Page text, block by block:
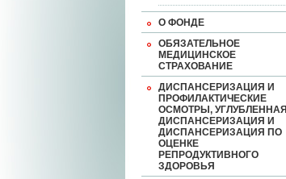
О ФОНДЕ
ОБЯЗАТЕЛЬНОЕ
МЕДИЦИНСКОЕ
СТРАХОВАНИЕ
ДИСПАНСЕРИЗАЦИЯ И
ПРОФИЛАКТИЧЕСКИЕ
ОСМОТРЫ, УГЛУБЛЕННАЯ
ДИСПАНСЕРИЗАЦИЯ И
ДИСПАНСЕРИЗАЦИЯ ПО
ОЦЕНКЕ
РЕПРОДУКТИВНОГО
ЗДОРОВЬЯ